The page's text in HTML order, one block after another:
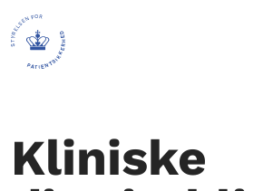
Kliniske